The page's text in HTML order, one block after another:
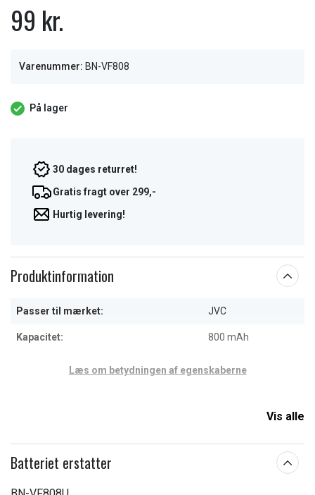
99 kr.
Varenummer: BN-VF808
På lager
30 dages returret!
Gratis fragt over 299,-
Hurtig levering!
Produktinformation
Passer til mærket: JVC
Kapacitet: 800 mAh
Læs om betydningen af egenskaberne
Vis alle
Batteriet erstatter